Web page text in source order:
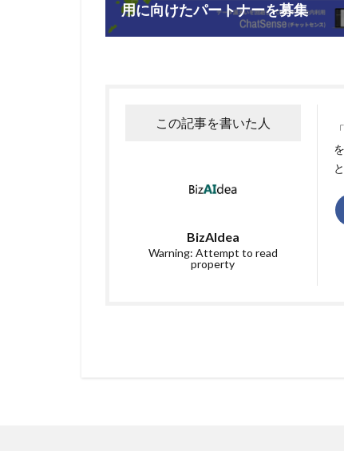
用に向けたパートナーを募集
この記事を書いた人
BizAIdea
Warning: Attempt to read
property